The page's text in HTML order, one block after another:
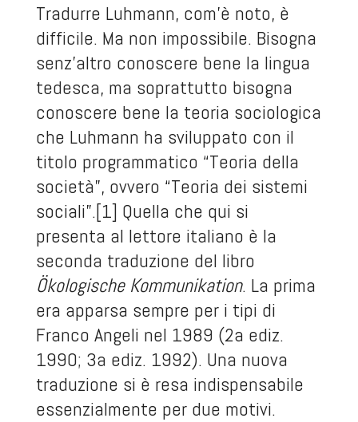
Tradurre Luhmann, com’è noto, è
difficile. Ma non impossibile. Bisogna
senz’altro conoscere bene la lingua
tedesca, ma soprattutto bisogna
conoscere bene la teoria sociologica
che Luhmann ha sviluppato con il
titolo programmatico “Teoria della
società”, ovvero “Teoria dei sistemi
sociali”.[1] Quella che qui si
presenta al lettore italiano è la
seconda traduzione del libro
Ökologische Kommunikation. La prima
era apparsa sempre per i tipi di
Franco Angeli nel 1989 (2a ediz.
1990; 3a ediz. 1992). Una nuova
traduzione si è resa indispensabile
essenzialmente per due motivi.